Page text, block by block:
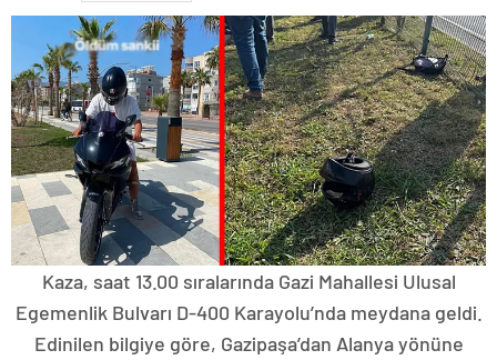
Kaza, saat 13.00 sıralarında Gazi Mahallesi Ulusal
Egemenlik Bulvarı D-400 Karayolu’nda meydana geldi.
Edinilen bilgiye göre, Gazipaşa’dan Alanya yönüne